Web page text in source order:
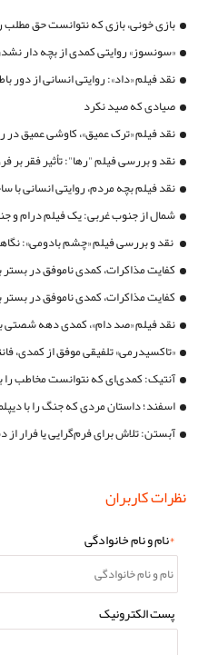
بازی خونی، بازی که نتوانست حق مطلب
«سونسوز» روایتی کمدی از بچه دار
نقد فیلم «داد»: روایتی انسانی از دور
صیادی که صید نکرد
نقد فیلم «ترک عمیق»، کاوشی عمیق در
نقد و بررسی فیلم "رها": تأثیر فقر بر
نقد فیلم بچه مردم، روایتی انسانی با
شمال از جنوب غربی: یک فیلم درام و
نقد و بررسی فیلم «چشم بادومی»:
کفایت مذاکرات، کمدی ناموفق در بستر
کفایت مذاکرات، کمدی ناموفق در بستر
نقد فیلم «صد دام»، کمدی دهه شصتی
«تاکسیدرمی» تلفیقی موفق از کمدی،
آنتیک: کمدی‌ای که نتوانست مخاطب را
اسفند؛ داستان مردی که جنگ را با
آبستن: تلاش برای فرم‌گرایی یا فرار
نظرات کاربران
*نام و نام خانوادگی
پست الکترونیک